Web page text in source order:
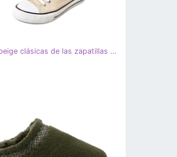
Zapatillas beige clásicas de las zapatillas de zapatillas de Zurhat